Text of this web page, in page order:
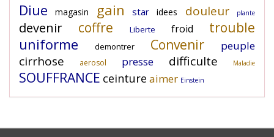
Diue magasin gain star idees douleur plante
devenir coffre Liberte froid trouble
uniforme demontrer Convenir peuple
cirrhose aerosol presse difficulte Maladie
SOUFFRANCE ceinture aimer Einstein